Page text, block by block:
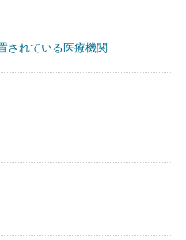
されている医療機関